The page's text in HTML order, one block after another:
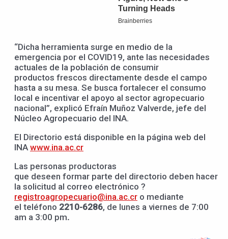
“Dicha herramienta surge en medio de la
emergencia por el COVID19, ante las necesidades
actuales de la población de consumir
productos frescos directamente desde el campo
hasta a su mesa. Se busca fortalecer el consumo
local e incentivar el apoyo al sector agropecuario
nacional”, explicó Efraín Muñoz Valverde, jefe del
Núcleo Agropecuario del INA.
El Directorio está disponible en la página web del
INAwww.ina.ac.cr
Las personas productoras
que deseen formar parte del directorio deben hacer
la solicitud al correo electrónico ?
registroagropecuario@ina.ac.cr o mediante
el teléfono 2210-6286, de lunes a viernes de 7:00
am a 3:00 pm.